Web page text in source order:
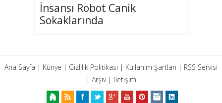
İnsansı Robot Canik
Sokaklarında
Ana Sayfa | Künye | Gizlilik Politikası | Kullanım Şartları | RSS Servisi
| Arşiv| İletişim